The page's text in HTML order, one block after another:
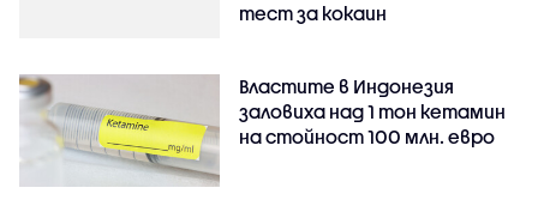
тест за кокаин
Властите в Индонезия
заловиха над 1 тон кетамин
на стойност 100 млн. евро